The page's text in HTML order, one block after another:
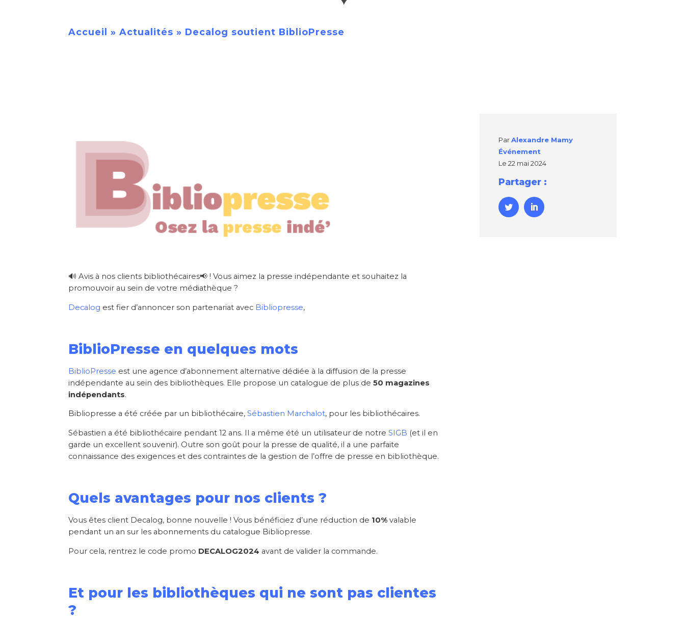
Accueil »Actualités » Decalog soutient BiblioPresse
🔊 Avis à nos clients bibliothécaires📢 ! Vous aimez la presse indépendante et souhaitez la
promouvoir au sein de votre médiathèque ?
Decalog est fier d’annoncer son partenariat avec Bibliopresse,
BiblioPresse en quelques mots
BiblioPresse est une agence d’abonnement alternative dédiée à la diffusion de la presse
indépendante au sein des bibliothèques. Elle propose un catalogue de plus de50 magazines
indépendants.
Bibliopresse a été créée par un bibliothécaire,Sébastien Marchalot, pour les bibliothécaires.
Sébastien a été bibliothécaire pendant 12 ans. Il a même été un utilisateur de notreSIGB (et il en
garde un excellent souvenir). Outre son goût pour la presse de qualité, il a une parfaite
connaissance des exigences et des contraintes de la gestion de l’offre de presse en bibliothèque.
Quels avantages pour nos clients ?
Vous êtes client Decalog, bonne nouvelle ! Vous bénéficiez d’une réduction de 10% valable
pendant un an sur les abonnements du catalogue Bibliopresse.
Pour cela, rentrez le code promo DECALOG2024 avant de valider la commande.
Et pour les bibliothèques qui ne sont pas clientes
?
ParAlexandre Mamy
Événement
Le 22 mai 2024
Partager :